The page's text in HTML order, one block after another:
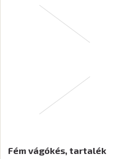
Fém vágókés, tartalék